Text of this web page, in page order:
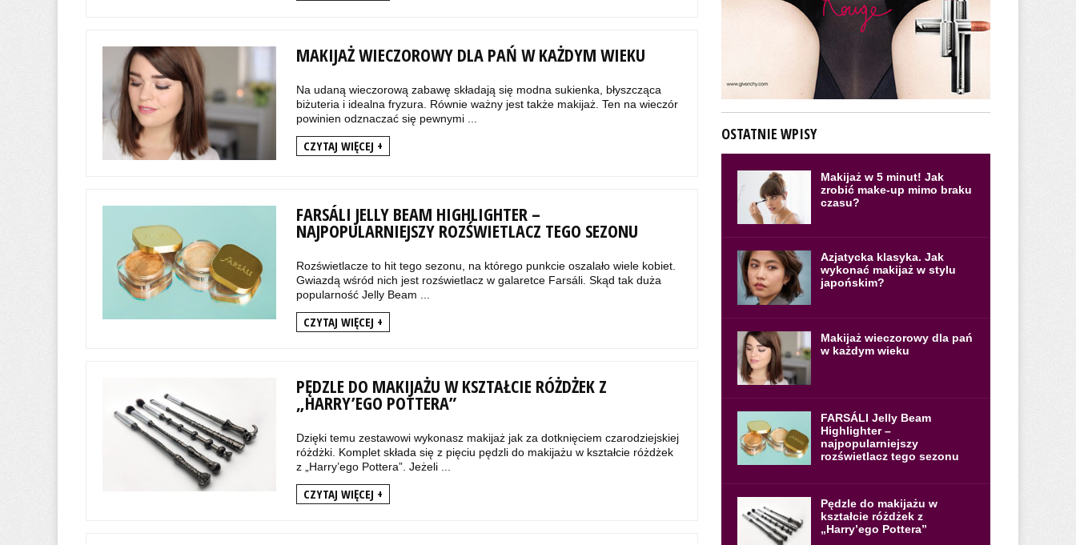
MAKIJAŻ WIECZOROWY DLA PAŃ W KAŻDYM WIEKU
Na udaną wieczorową zabawę składają się modna sukienka, błyszcząca
biżuteria i idealna fryzura. Równie ważny jest także makijaż. Ten na wieczór
powinien odznaczać się pewnymi ...
CZYTAJ WIĘCEJ +
FARSÁLI JELLY BEAM HIGHLIGHTER –
NAJPOPULARNIEJSZY ROZŚWIETLACZ TEGO SEZONU
Rozświetlacze to hit tego sezonu, na którego punkcie oszalało wiele kobiet.
Gwiazdą wśród nich jest rozświetlacz w galaretce Farsáli. Skąd tak duża
popularność Jelly Beam ...
CZYTAJ WIĘCEJ +
PĘDZLE DO MAKIJAŻU W KSZTAŁCIE RÓŻDŻEK Z
„HARRY’EGO POTTERA”
Dzięki temu zestawowi wykonasz makijaż jak za dotknięciem czarodziejskiej
różdżki. Komplet składa się z pięciu pędzli do makijażu w kształcie różdżek
z „Harry’ego Pottera”. Jeżeli ...
CZYTAJ WIĘCEJ +
OSTATNIE WPISY
Makijaż w 5 minut! Jak
zrobić make-up mimo braku
czasu?
Azjatycka klasyka. Jak
wykonać makijaż w stylu
japońskim?
Makijaż wieczorowy dla pań
w każdym wieku
FARSÁLI Jelly Beam
Highlighter –
najpopularniejszy
rozświetlacz tego sezonu
Pędzle do makijażu w
kształcie różdżek z
„Harry’ego Pottera”